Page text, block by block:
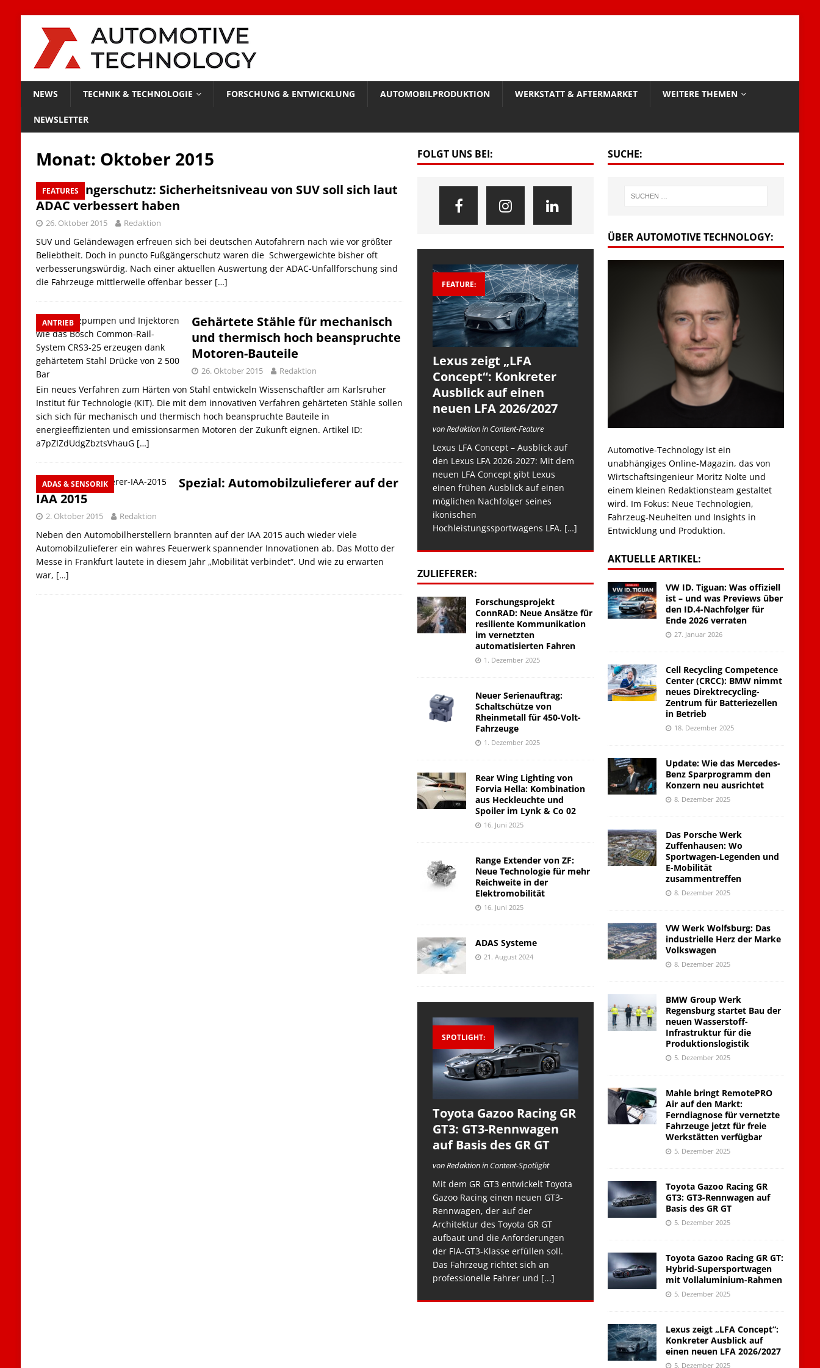
NEWS TECHNIK & TECHNOLOGIE FORSCHUNG & ENTWICKLUNG AUTOMOBILPRODUKTION WERKSTATT & AFTERMARKET WEITERE THEMEN
NEWSLETTER
Monat: Oktober 2015
FEATURES
Fußgängerschutz: Sicherheitsniveau von SUV soll sich laut
ADAC verbessert haben
26. Oktober 2015 Redaktion
SUV und Geländewagen erfreuen sich bei deutschen Autofahrern nach wie vor größter
Beliebtheit. Doch in puncto Fußgängerschutz waren die Schwergewichte bisher oft
verbesserungswürdig. Nach einer aktuellen Auswertung der ADAC-Unfallforschung sind
die Fahrzeuge mittlerweile offenbar besser […]
ANTRIEB
Gehärtete Stähle für mechanisch
und thermisch hoch beanspruchte
Motoren-Bauteile
26. Oktober 2015 Redaktion
Ein neues Verfahren zum Härten von Stahl entwickeln Wissenschaftler am Karlsruher
Institut für Technologie (KIT). Die mit dem innovativen Verfahren gehärteten Stähle sollen
sich sich für mechanisch und thermisch hoch beanspruchte Bauteile in
energieeffizienten und emissionsarmen Motoren der Zukunft eignen. Artikel ID:
a7pZIZdUdgZbztsVhauG […]
ADAS & SENSORIK
Spezial: Automobilzulieferer auf der
IAA 2015
2. Oktober 2015 Redaktion
Neben den Automobilherstellern brannten auf der IAA 2015 auch wieder viele
Automobilzulieferer ein wahres Feuerwerk spannender Innovationen ab. Das Motto der
Messe in Frankfurt lautete in diesem Jahr „Mobilität verbindet“. Und wie zu erwarten
war, […]
FOLGT UNS BEI:
FEATURE:
Lexus zeigt „LFA
Concept“: Konkreter
Ausblick auf einen
neuen LFA 2026/2027
von Redaktion in Content-Feature
Lexus LFA Concept – Ausblick auf
den Lexus LFA 2026-2027: Mit dem
neuen LFA Concept gibt Lexus
einen frühen Ausblick auf einen
möglichen Nachfolger seines
ikonischen
Hochleistungssportwagens LFA. […]
ZULIEFERER:
Forschungsprojekt
ConnRAD: Neue Ansätze für
resiliente Kommunikation
im vernetzten
automatisierten Fahren
1. Dezember 2025
Neuer Serienauftrag:
Schaltschütze von
Rheinmetall für 450-Volt-
Fahrzeuge
1. Dezember 2025
Rear Wing Lighting von
Forvia Hella: Kombination
aus Heckleuchte und
Spoiler im Lynk & Co 02
16. Juni 2025
Range Extender von ZF:
Neue Technologie für mehr
Reichweite in der
Elektromobilität
16. Juni 2025
ADAS Systeme
21. August 2024
SPOTLIGHT:
Toyota Gazoo Racing GR
GT3: GT3-Rennwagen
auf Basis des GR GT
von Redaktion in Content-Spotlight
Mit dem GR GT3 entwickelt Toyota
Gazoo Racing einen neuen GT3-
Rennwagen, der auf der
Architektur des Toyota GR GT
aufbaut und die Anforderungen
der FIA-GT3-Klasse erfüllen soll.
Das Fahrzeug richtet sich an
professionelle Fahrer und [...]
SUCHE:
ÜBER AUTOMOTIVE TECHNOLOGY:
Automotive-Technology ist ein
unabhängiges Online-Magazin, das von
Wirtschaftsingenieur Moritz Nolte und
einem kleinen Redaktionsteam gestaltet
wird. Im Fokus: Neue Technologien,
Fahrzeug-Neuheiten und Insights in
Entwicklung und Produktion.
AKTUELLE ARTIKEL:
VW ID. Tiguan: Was offiziell
ist – und was Previews über
den ID.4-Nachfolger für
Ende 2026 verraten
27. Januar 2026
Cell Recycling Competence
Center (CRCC): BMW nimmt
neues Direktrecycling-
Zentrum für Batteriezellen
in Betrieb
18. Dezember 2025
Update: Wie das Mercedes-
Benz Sparprogramm den
Konzern neu ausrichtet
8. Dezember 2025
Das Porsche Werk
Zuffenhausen: Wo
Sportwagen-Legenden und
E-Mobilität
zusammentreffen
8. Dezember 2025
VW Werk Wolfsburg: Das
industrielle Herz der Marke
Volkswagen
8. Dezember 2025
BMW Group Werk
Regensburg startet Bau der
neuen Wasserstoff-
Infrastruktur für die
Produktionslogistik
5. Dezember 2025
Mahle bringt RemotePRO
Air auf den Markt:
Ferndiagnose für vernetzte
Fahrzeuge jetzt für freie
Werkstätten verfügbar
5. Dezember 2025
Toyota Gazoo Racing GR
GT3: GT3-Rennwagen auf
Basis des GR GT
5. Dezember 2025
Toyota Gazoo Racing GR GT:
Hybrid-Supersportwagen
mit Vollaluminium-Rahmen
5. Dezember 2025
Lexus zeigt „LFA Concept“:
Konkreter Ausblick auf
einen neuen LFA 2026/2027
5. Dezember 2025